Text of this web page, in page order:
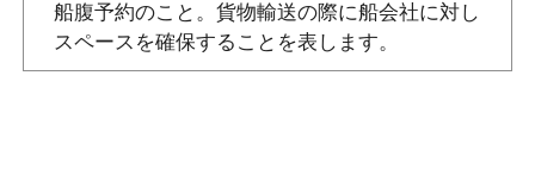
船腹予約のこと。貨物輸送の際に船会社に対し
スペースを確保することを表します。